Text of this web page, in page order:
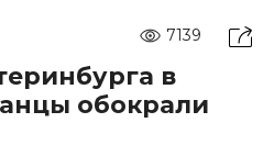
7139
в
обокрали